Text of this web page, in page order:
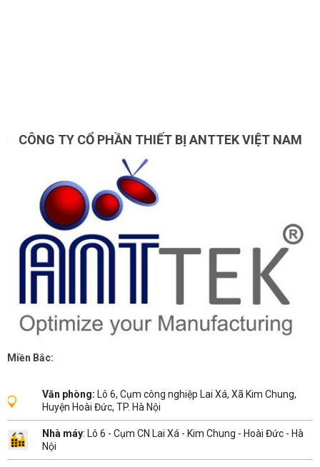
CÔNG TY CỔ PHẦN THIẾT BỊ ANTTEK VIỆT NAM
Miền Bắc:
Văn phòng: Lô 6, Cụm công nghiệp Lai Xá, Xã Kim Chung,
Huyện Hoài Đức, TP. Hà Nội
Nhà máy: Lô 6 - Cụm CN Lai Xá - Kim Chung - Hoài Đức - Hà
Nội